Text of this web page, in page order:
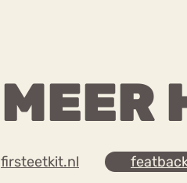
MEER
firsteetkit.nl